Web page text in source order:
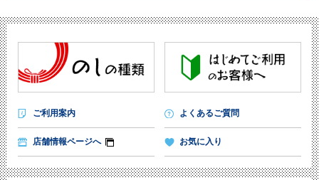
ご利用案内 よくあるご質問
店舗情報ページへ お気に入り